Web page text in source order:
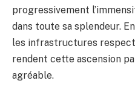
progressivement
dans toute sa splendeur.
les infrastructures
rendent cette ascension
agréable.